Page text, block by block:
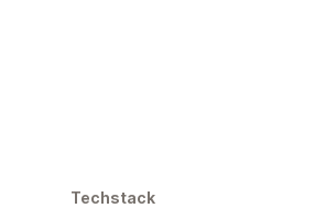
Techstack